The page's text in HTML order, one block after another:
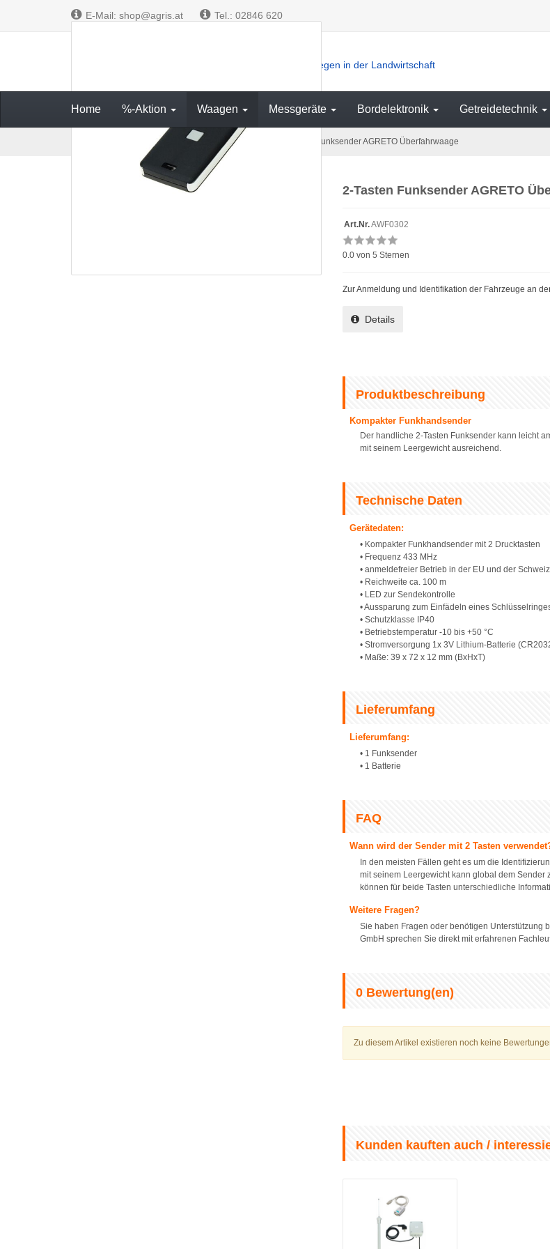
E-Mail: shop@agris.at Tel.: 02846 620
Messen und Wiegen in der Landwirtschaft
Home %-Aktion Waagen Messgeräte Bordelektronik Getreidetechnik
Fahrzeugwaagen Zubehör 2-Tasten Funksender AGRETO Überfahrwaage
2-Tasten Funksender AGRETO
Art.Nr.AWF0302
0.0 von 5 Sternen
Zur Anmeldung und Identifikation der Fahrzeuge an
Details
Produktbeschreibung
Kompakter Funkhandsender
Der handliche 2-Tasten Funksender kann leicht
mit seinem Leergewicht ausreichend.
Technische Daten
Gerätedaten:
• Kompakter Funkhandsender mit 2 Drucktasten
• Frequenz 433 MHz
• anmeldefreier Betrieb in der EU und der Schweiz
• Reichweite ca. 100 m
• LED zur Sendekontrolle
• Aussparung zum Einfädeln eines
• Schutzklasse IP40
• Betriebstemperatur -10 bis +50 °C
• Stromversorgung 1x 3V Lithium-Batterie
• Maße: 39 x 72 x 12 mm (BxHxT)
Lieferumfang
Lieferumfang:
• 1 Funksender
• 1 Batterie
FAQ
Wann wird der Sender mit 2 Tasten
In den meisten Fällen geht es um die
mit seinem Leergewicht kann global dem
können für beide Tasten unterschiedliche
Weitere Fragen?
Sie haben Fragen oder benötigen Unterstützung
GmbH sprechen Sie direkt mit erfahrenen
0 Bewertung(en)
Zu diesem Artikel existieren noch keine
Kunden kauften auch /